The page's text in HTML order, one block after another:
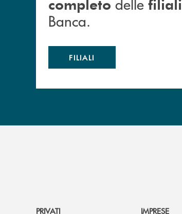
completo
filiali
Banca.
FILIALI
PRIVATI
IMPRESE